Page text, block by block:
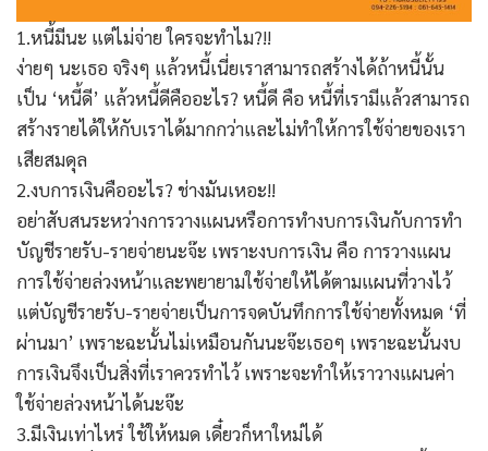
1.หนี้มีนะ แต่ไม่จ่าย ใครจะทำไม?!!
ง่ายๆ นะเธอ จริงๆ แล้วหนี้เนี่ยเราสามารถสร้างได้ถ้าหนี้นั้น
เป็น ‘หนี้ดี’ แล้วหนี้ดีคืออะไร? หนี้ดี คือ หนี้ที่เรามีแล้วสามารถ
สร้างรายได้ให้กับเราได้มากกว่าและไม่ทำให้การใช้จ่ายของเรา
เสียสมดุล
2.งบการเงินคืออะไร? ช่างมันเหอะ!!
อย่าสับสนระหว่างการวางแผนหรือการทำงบการเงินกับการทำ
บัญชีรายรับ-รายจ่ายนะจ๊ะ เพราะงบการเงิน คือ การวางแผน
การใช้จ่ายล่วงหน้าและพยายามใช้จ่ายให้ได้ตามแผนที่วางไว้
แต่บัญชีรายรับ-รายจ่ายเป็นการจดบันทึกการใช้จ่ายทั้งหมด ‘ที่
ผ่านมา’ เพราะฉะนั้นไม่เหมือนกันนะจ๊ะเธอๆ เพราะฉะนั้นงบ
การเงินจึงเป็นสิ่งที่เราควรทำไว้ เพราะจะทำให้เราวางแผนค่า
ใช้จ่ายล่วงหน้าได้นะจ๊ะ
3.มีเงินเท่าไหร่ ใช้ให้หมด เดี๋ยวก็หาใหม่ได้